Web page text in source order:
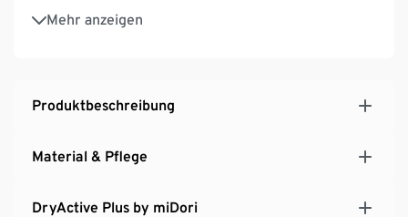
Mehr anzeigen
Gürtelschlaufen
Produktbeschreibung
Material & Pflege
DryActive Plus by miDori